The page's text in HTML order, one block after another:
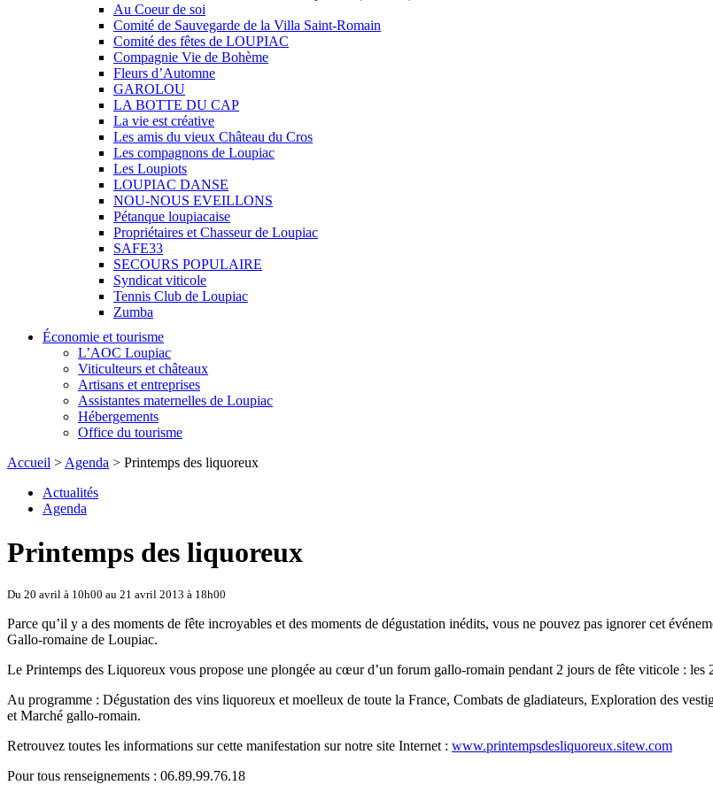
Au Coeur de soi
Comité de Sauvegarde de la Villa Saint-Romain
Comité des fêtes de LOUPIAC
Compagnie Vie de Bohème
Fleurs d’Automne
GAROLOU
LA BOTTE DU CAP
La vie est créative
Les amis du vieux Château du Cros
Les compagnons de Loupiac
Les Loupiots
LOUPIAC DANSE
NOU-NOUS EVEILLONS
Pétanque loupiacaise
Propriétaires et Chasseur de Loupiac
SAFE33
SECOURS POPULAIRE
Syndicat viticole
Tennis Club de Loupiac
Zumba
Économie et tourisme
L’AOC Loupiac
Viticulteurs et châteaux
Artisans et entreprises
Assistantes maternelles de Loupiac
Hébergements
Office du tourisme
Accueil > Agenda > Printemps des liquoreux
Actualités
Agenda
Printemps des liquoreux
Du 20 avril à 10h00 au 21 avril 2013 à 18h00
Parce qu’il y a des moments de fête incroyables et des moments de dégustation inédits, vous ne pouvez pas ignorer cet
Gallo-romaine de Loupiac.
Le Printemps des Liquoreux vous propose une plongée au cœur d’un forum gallo-romain pendant 2 jours de fête viticole : les
Au programme : Dégustation des vins liquoreux et moelleux de toute la France, Combats de gladiateurs, Exploration des
et Marché gallo-romain.
Retrouvez toutes les informations sur cette manifestation sur notre site Internet : www.printempsdesliquoreux.sitew.com
Pour tous renseignements : 06.89.99.76.18